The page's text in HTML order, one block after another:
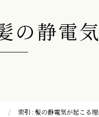
の静電
索引 : 髪の静電気が起こる